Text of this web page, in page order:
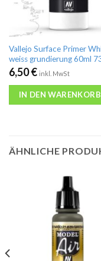
Vallejo Surface Primer
weiss grundierung 60ml
6,50€ inkl. MwSt
IN DEN WARENKORB
ÄHNLICHE